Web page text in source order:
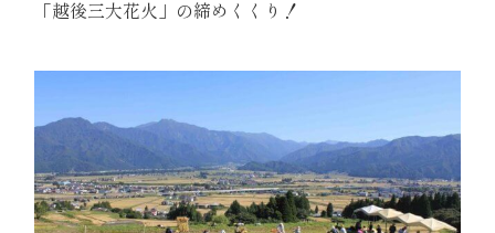
「越後三大花火」の締めくくり！